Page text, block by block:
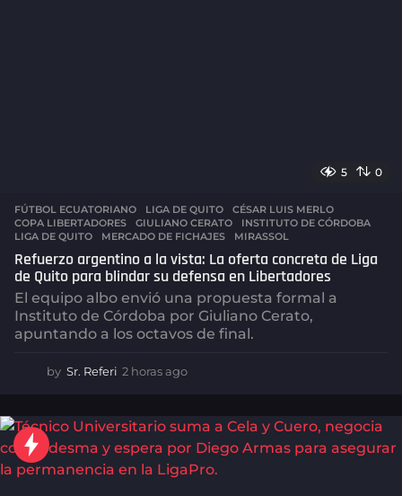
5 0
FÚTBOL ECUATORIANO ,LIGA DE QUITO CÉSAR LUIS MERLO
COPA LIBERTADORES
,GIULIANO CERATO ,INSTITUTO DE CÓRDOBA
LIGA DE QUITO
,MERCADO DE FICHAJES ,MIRASSOL
Refuerzo argentino a la vista: La oferta concreta de Liga
de Quito para blindar su defensa en Libertadores
El equipo albo envió una propuesta formal a
Instituto de Córdoba por Giuliano Cerato,
apuntando a los octavos de final.
by Sr. Referi 2 horas ago
r
s
a